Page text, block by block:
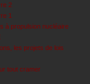
2
1
à propulsion nucléaire
les projets de lois
tout cramer